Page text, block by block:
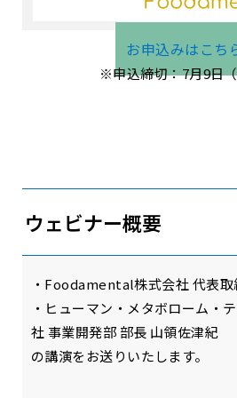
お申込みはこち
※申込締切：7月9日
ウェビナー概要
・Foodamental株式会社 代表取
・ヒューマン・メタボローム・
社 事業開発部 部長 山領佐津紀
の講演をお送りいたします。